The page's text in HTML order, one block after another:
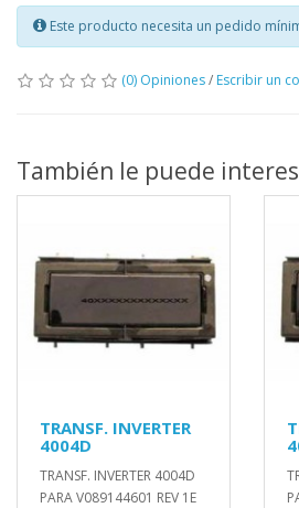
Este producto necesita un pedido
(0) Opiniones/ Escribir un
También le puede
TRANSF. INVERTER
4004D
TRANSF. INVERTER 4004D
PARA V089144601 REV 1E